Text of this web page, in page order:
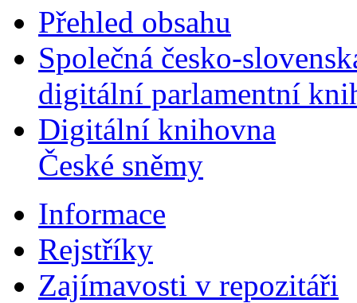
Přehled obsahu
Společná česko-
digitální parlamentní
Digitální knihovna
České sněmy
Informace
Rejstříky
Zajímavosti v repozitáři